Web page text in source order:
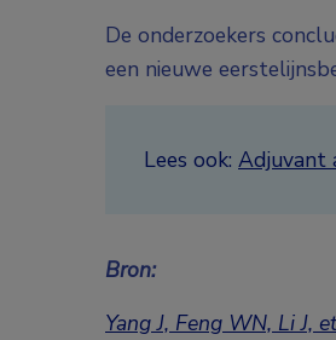
De onderzoekers
een nieuwe
Lees ook: Adjuvant
Bron:
Yang J, Feng WN, Li J,